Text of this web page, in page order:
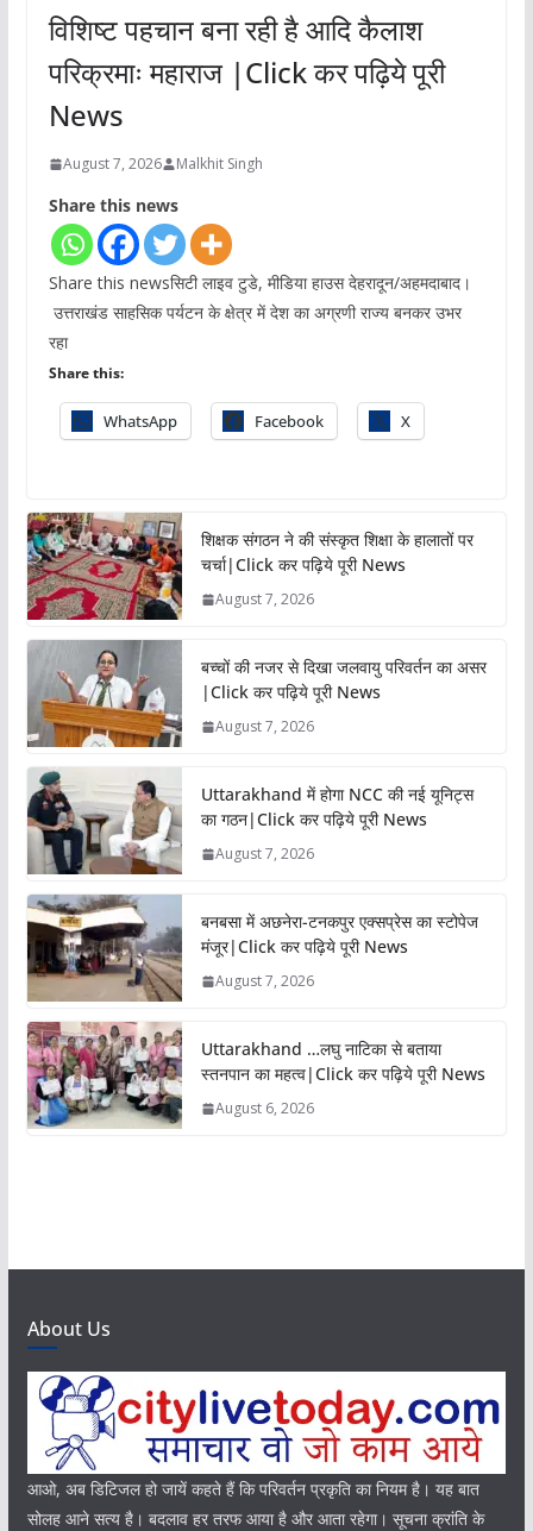
विशिष्ट पहचान बना रही है आदि कैलाश
परिक्रमाः महाराज |Click कर पढ़िये पूरी
News
August 7, 2026 Malkhit Singh
Share this news
Share this newsसिटी लाइव टुडे, मीडिया हाउस देहरादून/अहमदाबाद।
उत्तराखंड साहसिक पर्यटन के क्षेत्र में देश का अग्रणी राज्य बनकर उभर
रहा
Share this:
WhatsApp Facebook X
शिक्षक संगठन ने की संस्कृत शिक्षा के हालातों पर
चर्चा|Click कर पढ़िये पूरी News
August 7, 2026
बच्चों की नजर से दिखा जलवायु परिवर्तन का असर
|Click कर पढ़िये पूरी News
August 7, 2026
Uttarakhand में होगा NCC की नई यूनिट्स
का गठन|Click कर पढ़िये पूरी News
August 7, 2026
बनबसा में अछनेरा-टनकपुर एक्सप्रेस का स्टोपेज
मंजूर|Click कर पढ़िये पूरी News
August 7, 2026
Uttarakhand …लघु नाटिका से बताया
स्तनपान का महत्व|Click कर पढ़िये पूरी News
August 6, 2026
About Us
आओ, अब डिटिजल हो जायें कहते हैं कि परिवर्तन प्रकृति का नियम है। यह बात
सोलह आने सत्य है। बदलाव हर तरफ आया है और आता रहेगा। सूचना क्रांति के